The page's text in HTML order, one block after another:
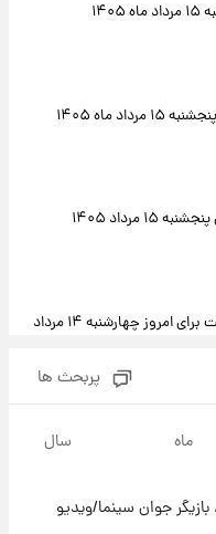
ماه ۱۴۰۵
مرداد ۱۴۰۵
ارزش سهام عدالت برای امروز چهارشنبه ۱۴ مرداد
پیش پرداخت و زمان تحویل |
پربحث ها
ماه سال
جوان سینما/ویدیو